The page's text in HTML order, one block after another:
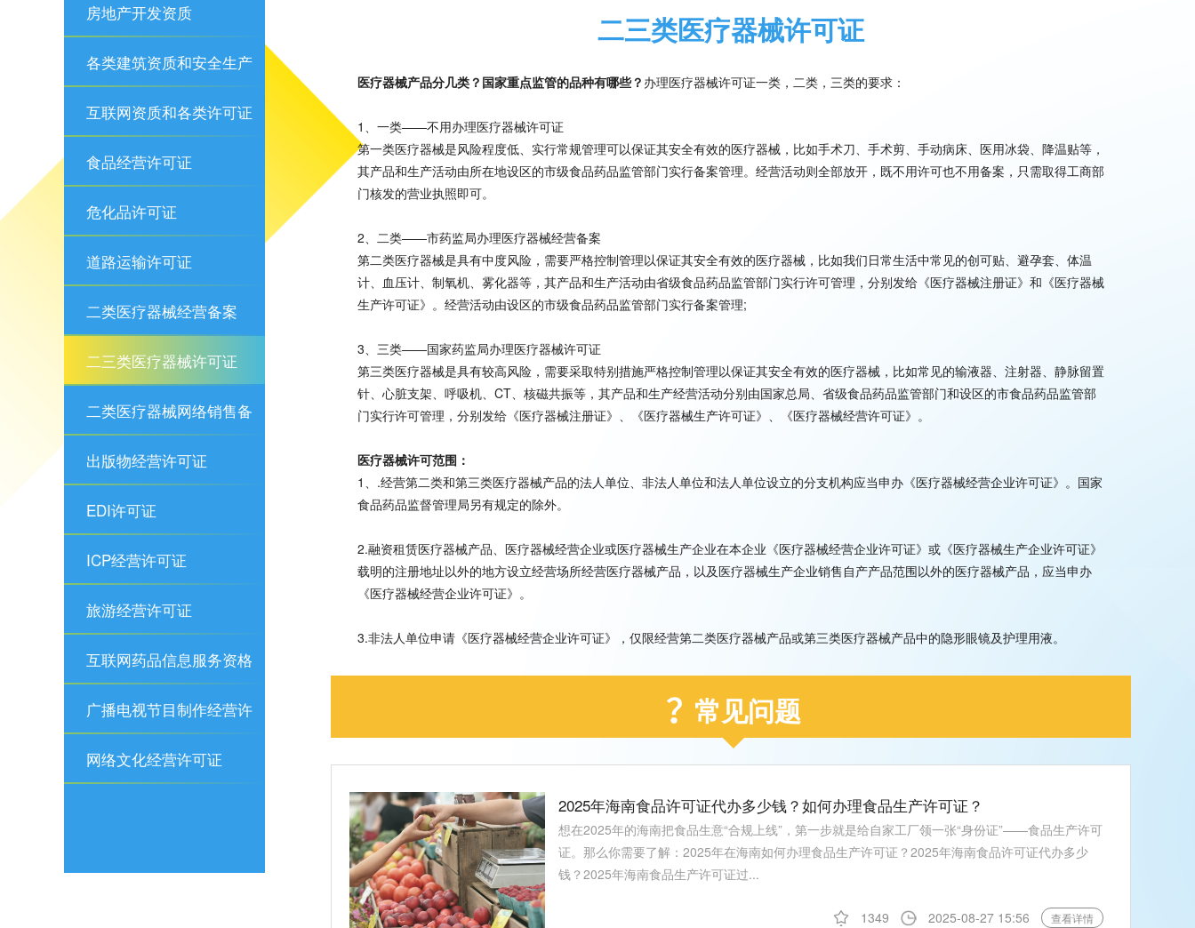
房地产开发资质
各类建筑资质和安全生产
许可证
互联网资质和各类许可证
食品经营许可证
危化品许可证
道路运输许可证
二类医疗器械经营备案
二三类医疗器械许可证
二类医疗器械网络销售备
案
出版物经营许可证
EDI许可证
ICP经营许可证
旅游经营许可证
互联网药品信息服务资格
证
广播电视节目制作经营许
可证
网络文化经营许可证
二三类医疗器械许可证
医疗器械产品分几类？国家重点监管的品种有哪些？ 办理医疗器械许可证一类，二类，三类的要求：
1、一类——不用办理医疗器械许可证
第一类医疗器械是风险程度低、实行常规管理可以保证其安全有效的医疗器械，比如手术刀、手术剪、手动病床、医用冰袋、降温贴等，
其产品和生产活动由所在地设区的市级食品药品监管部门实行备案管理。经营活动则全部放开，既不用许可也不用备案，只需取得工商部
门核发的营业执照即可。
2、二类——市药监局办理医疗器械经营备案
第二类医疗器械是具有中度风险，需要严格控制管理以保证其安全有效的医疗器械，比如我们日常生活中常见的创可贴、避孕套、体温
计、血压计、制氧机、雾化器等，其产品和生产活动由省级食品药品监管部门实行许可管理，分别发给《医疗器械注册证》和《医疗器械
生产许可证》。经营活动由设区的市级食品药品监管部门实行备案管理;
3、三类——国家药监局办理医疗器械许可证
第三类医疗器械是具有较高风险，需要采取特别措施严格控制管理以保证其安全有效的医疗器械，比如常见的输液器、注射器、静脉留置
针、心脏支架、呼吸机、CT、核磁共振等，其产品和生产经营活动分别由国家总局、省级食品药品监管部门和设区的市食品药品监管部
门实行许可管理，分别发给《医疗器械注册证》、《医疗器械生产许可证》、《医疗器械经营许可证》。
医疗器械许可范围：
1、.经营第二类和第三类医疗器械产品的法人单位、非法人单位和法人单位设立的分支机构应当申办《医疗器械经营企业许可证》。国家
食品药品监督管理局另有规定的除外。
2.融资租赁医疗器械产品、医疗器械经营企业或医疗器械生产企业在本企业《医疗器械经营企业许可证》或《医疗器械生产企业许可证》
载明的注册地址以外的地方设立经营场所经营医疗器械产品，以及医疗器械生产企业销售自产产品范围以外的医疗器械产品，应当申办
《医疗器械经营企业许可证》。
3.非法人单位申请《医疗器械经营企业许可证》，仅限经营第二类医疗器械产品或第三类医疗器械产品中的隐形眼镜及护理用液。
常见问题
2025年海南食品许可证代办多少钱？如何办理食品生产许可证？
想在2025年的海南把食品生意“合规上线”，第一步就是给自家工厂领一张“身份证”——食品生产许可
证。那么你需要了解：2025年在海南如何办理食品生产许可证？2025年海南食品许可证代办多少
钱？2025年海南食品生产许可证过...
1349 2025-08-27 15:56 查看详情